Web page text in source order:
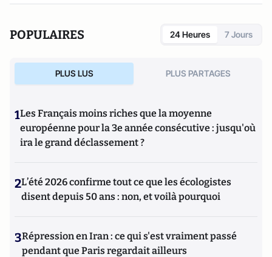
POPULAIRES 24 Heures 7 Jours
PLUS LUS PLUS PARTAGES
1Les Français moins riches que la moyenne
européenne pour la 3e année consécutive : jusqu'où
ira le grand déclassement ?
2L’été 2026 confirme tout ce que les écologistes
disent depuis 50 ans : non, et voilà pourquoi
3Répression en Iran : ce qui s'est vraiment passé
pendant que Paris regardait ailleurs